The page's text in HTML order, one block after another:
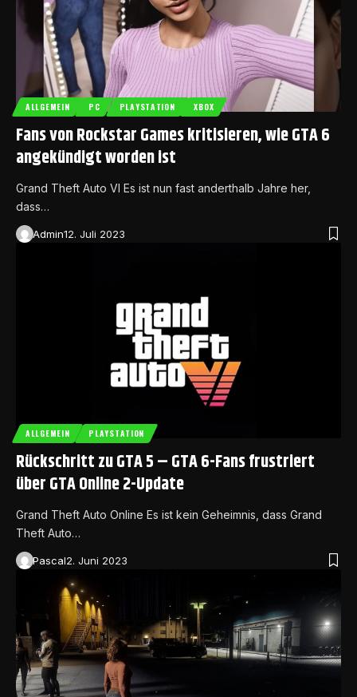
ALLGEMEIN PC PLAYSTATION XBOX
Fans von Rockstar Games kritisieren, wie GTA 6
angekündigt worden ist
Grand Theft Auto VI Es ist nun fast anderthalb Jahre her,
dass…
Admin12. Juli 2023
ALLGEMEIN PLAYSTATION
Rückschritt zu GTA 5 – GTA 6-Fans frustriert
über GTA Online 2-Update
Grand Theft Auto Online Es ist kein Geheimnis, dass Grand
Theft Auto…
Pascal2. Juni 2023